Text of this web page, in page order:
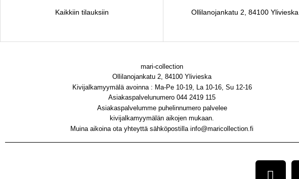
Kaikkiin tilauksiin Ollilanojankatu 2, 84100 Ylivieska
mari-collection
Ollilanojankatu 2, 84100 Ylivieska
Kivijalkamyymälä avoinna : Ma-Pe 10-19, La 10-16, Su 12-16
Asiakaspalvelunumero 044 2419 115
Asiakaspalvelumme puhelinnumero palvelee
kivijalkamyymälän aikojen mukaan.
Muina aikoina ota yhteyttä sähköpostilla info@maricollection.fi